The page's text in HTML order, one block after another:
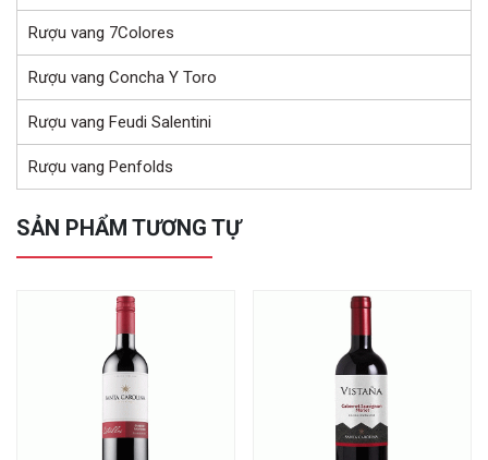
Rượu vang 7Colores
Rượu vang Concha Y Toro
Rượu vang Feudi Salentini
Rượu vang Penfolds
SẢN PHẨM TƯƠNG TỰ